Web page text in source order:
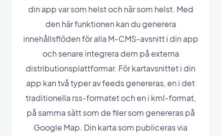
din app var som helst och när som helst. Med
den här funktionen kan du generera
innehållsflöden för alla M-CMS-avsnitt i din app
och senare integrera dem på externa
distributionsplattformar. För kartavsnittet i din
app kan två typer av feeds genereras, en i det
traditionella rss-formatet och en i kml-format,
på samma sätt som de filer som genereras på
Google Map. Din karta som publiceras via